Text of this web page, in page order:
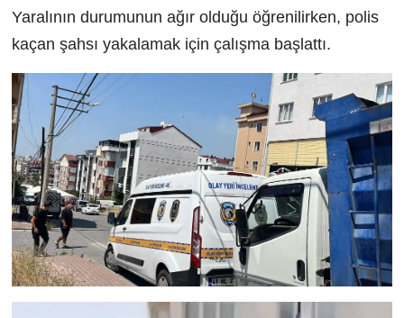
Yaralının durumunun ağır olduğu öğrenilirken, polis
kaçan şahsı yakalamak için çalışma başlattı.